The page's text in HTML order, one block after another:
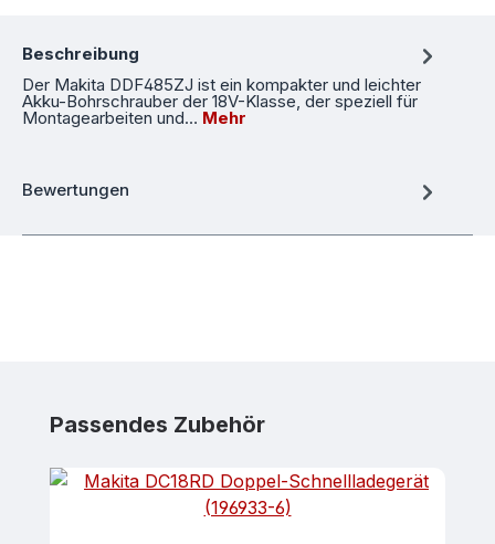
Beschreibung
Der Makita DDF485ZJ ist ein kompakter und leichter
Akku-Bohrschrauber der 18V-Klasse, der speziell für
Montagearbeiten und… Mehr
Bewertungen
Produktgalerie überspringen
Passendes Zubehör